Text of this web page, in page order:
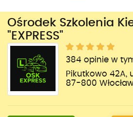
Ośrodek Szkolenia
"EXPRESS"
384 opinie w
Pikutkowo 42A,
87-800